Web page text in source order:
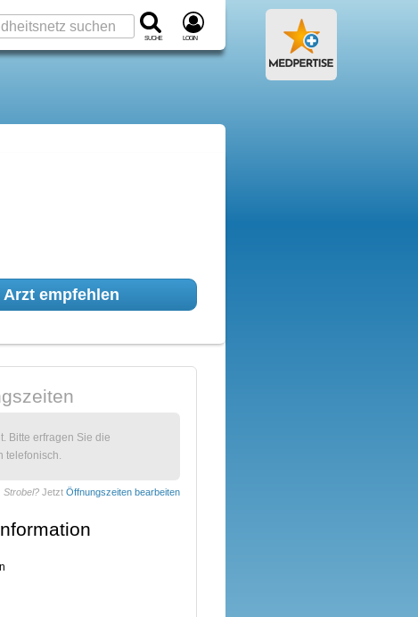
Suche Login
Arzt empfehlen
Bitte erfragen Sie die
telefonisch.
Strobel? Jetzt Öffnungszeiten bearbeiten